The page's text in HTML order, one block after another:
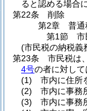
ると認める場合
第22条
削除
第2章
普通
第1節
市
(市民税の納税義
第23条
市民税は、
4号の者に対して
(1)
市内に住所
(2)
市内に事務
(3)
市内に事務